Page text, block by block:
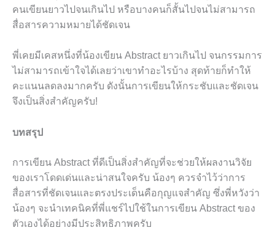
คนเขียนยาวไปจนเกินไป หรือบางคนก็สั้นไปจนไม่สามารถ
สื่อสารความหมายได้ชัดเจน
พี่เคยมีเคสหนึ่งที่น้องเขียน Abstract ยาวเกินไป จนกรรมการ
ไม่สามารถเข้าใจได้เลยว่าเขาทำอะไรบ้าง สุดท้ายก็ทำให้
คะแนนลดลงมากครับ ดังนั้นการเขียนให้กระชับและชัดเจน
จึงเป็นสิ่งสำคัญครับ!
บทสรุป
การเขียน Abstract ที่ดีเป็นสิ่งสำคัญที่จะช่วยให้ผลงานวิจัย
ของเราโดดเด่นและน่าสนใจครับ น้องๆ ควรจำไว้ว่าการ
สื่อสารที่ชัดเจนและตรงประเด็นคือกุญแจสำคัญ ซึ่งพี่หวังว่า
น้องๆ จะนำเทคนิคที่พี่แชร์ไปใช้ในการเขียน Abstract ของ
ตัวเองได้อย่างมีประสิทธิภาพครับ